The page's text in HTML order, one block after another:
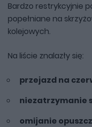
Bardzo restrykcyjnie
popełniane na
kolejowych.
Na liście znalazły się:
przejazd na
niezatrzymanie
omijanie